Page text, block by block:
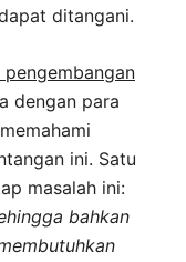
ditangani.
pengembangan
dengan para
ini. Satu
masalah ini:
bahkan